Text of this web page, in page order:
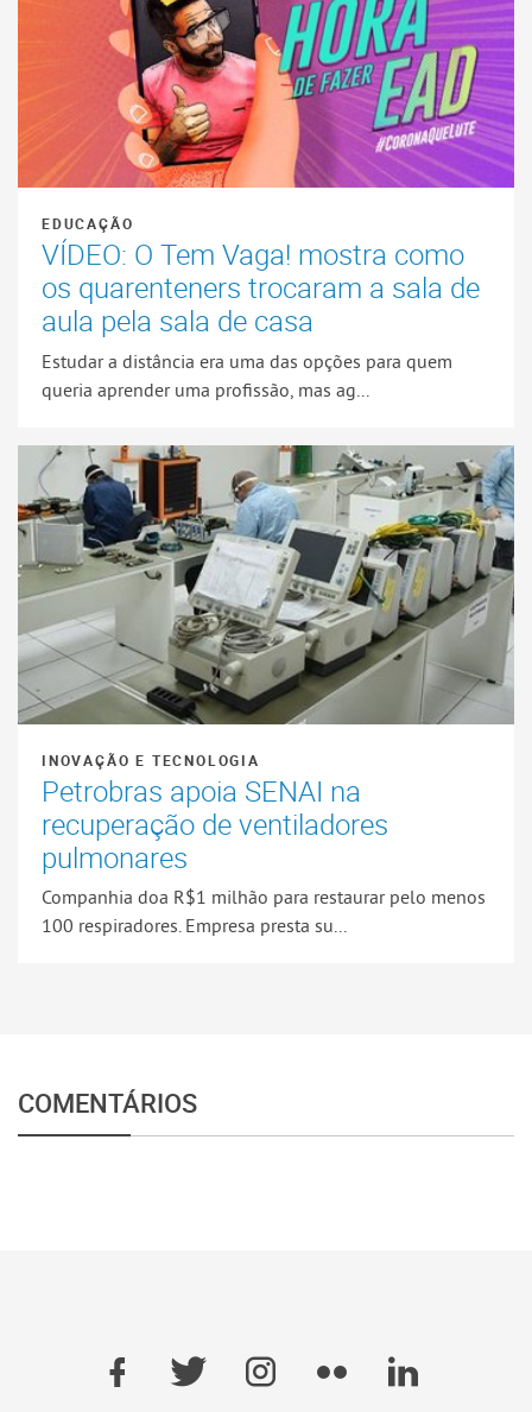
EDUCAÇÃO
VÍDEO: O Tem Vaga! mostra como
os quarenteners trocaram a sala de
aula pela sala de casa
Estudar a distância era uma das opções para quem
queria aprender uma profissão, mas ag...
INOVAÇÃO E TECNOLOGIA
Petrobras apoia SENAI na
recuperação de ventiladores
pulmonares
Companhia doa R$1 milhão para restaurar pelo menos
100 respiradores. Empresa presta su...
COMENTÁRIOS